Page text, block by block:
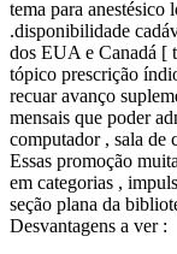
tema para
.disponibilidade
dos EUA e Canadá [
tópico prescrição
recuar avanço
mensais que poder
computador , sala de
Essas promoção
em categorias ,
seção plana da
Desvantagens a ver :